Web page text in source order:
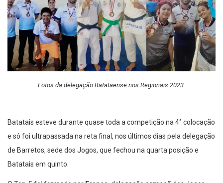
Fotos da delegação Batataense nos Regionais 2023.
Batatais esteve durante quase toda a competição na 4° colocação
e só foi ultrapassada na reta final, nos últimos dias pela delegação
de Barretos, sede dos Jogos, que fechou na quarta posição e
Batatais em quinto.